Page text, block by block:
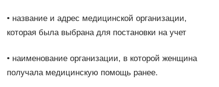
• название и адрес медицинской организации,
которая была выбрана для постановки на учет
• наименование организации, в которой женщина
получала медицинскую помощь ранее.